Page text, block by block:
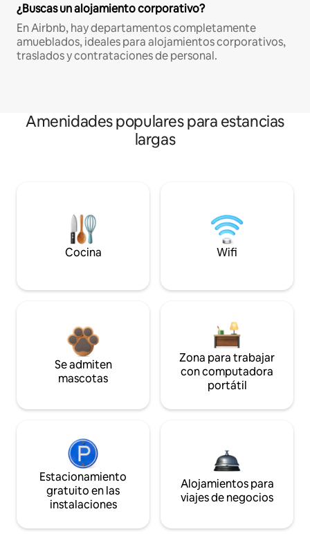
¿Buscas un alojamiento corporativo?
En Airbnb, hay departamentos completamente
amueblados, ideales para alojamientos corporativos,
traslados y contrataciones de personal.
Amenidades populares para estancias
largas
Cocina Wifi
Se admiten
mascotas
Zona para trabajar
con computadora
portátil
Estacionamiento
gratuito en las
instalaciones
Alojamientos para
viajes de negocios